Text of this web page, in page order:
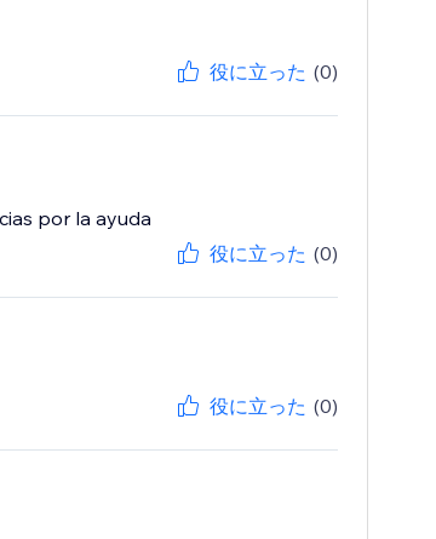
役に立った (0)
por la ayuda
役に立った (0)
役に立った (0)